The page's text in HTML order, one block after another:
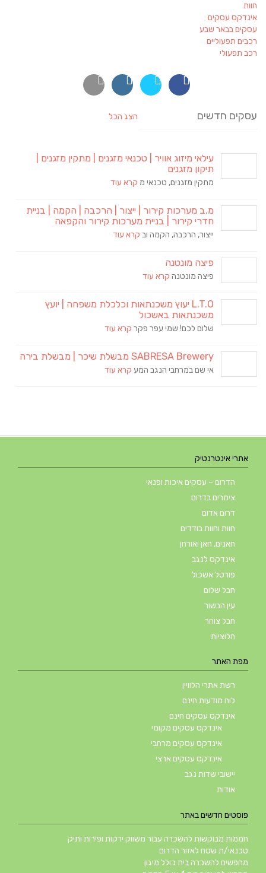
חוות
אינדקס עסקים
עסקים בבאר שבע
רכבים תפעוליים
רכב תפעולי
עסקים חדשים הצג הכל
עילאי מיזוג אוויר | טכנאי מזגנים | מתקין מזגנים |
תיקון מזגנים
מתקין מזגנים, טכנאי מ קרא עוד
מ.ב מערכות קירור | ייצור | הרכבה | הקמה | בניית
חדרי קירור | בניית מערכות קירור והקפאה
ייצור, הרכבה, הקמה וב קרא עוד
פיצה מונטנה
פיצה מונטנה קרא עוד
L.T.O יעוץ משכנתאות וכלכלת משפחה | יועץ
משכנתאות באשכול
שלום לכם! שמי עפר פקר קרא עוד
SABRESA Brewery מבשלת שיכר | מבשלת בירה
אי שם במרחבי הנגב המע קרא עוד
אתרי אינטרנטיק
הדרום – עסקים איכות ופנאי
צימרים בדרום
דרום אדום
חוות וחוות בודדים
חאנים, חאן ואורחן
אינדקס לנגב
פורטל אשכול
חבל שלום
עין הבשור
חבל צוחר
חלוציות
מפת האתר
רשת אתרי הלוויין
לוח מודעות חינם
אינדקס עסקים חינם
אינדקס עסקים מקומי
אינדקס עסקים מרחבי
אינדקס עסקים ארצי
יישובי שדות נגב
אודות
פוסטים חדשים באתר
חממות מבוקשות להשכרה עבור משווק ירקות ופירות ותיק
טכנאי/ת שטח לאזור הדרום
מחפשים להשכרה בית כולל מיגון